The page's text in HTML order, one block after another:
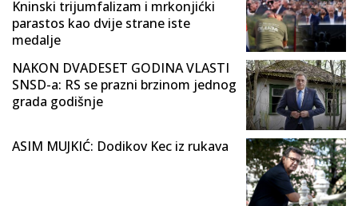
Kninski trijumfalizam i mrkonjićki
parastos kao dvije strane iste
medalje
NAKON DVADESET GODINA VLASTI
SNSD-a: RS se prazni brzinom jednog
grada godišnje
ASIM MUJKIĆ: Dodikov Kec iz rukava